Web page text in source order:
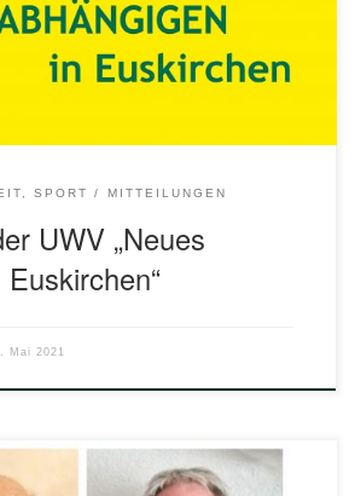
Sitzung des Ausschusses für Kultur,
City-Forum. Die UWV hatte bereits
Möglichkeiten für […]
SPORT MITTEILUNGEN
UWV „Neues
Mai 2021